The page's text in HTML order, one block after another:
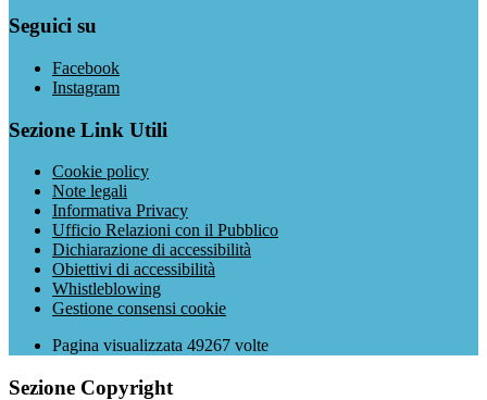
Seguici su
Facebook
Instagram
Sezione Link Utili
Cookie policy
Note legali
Informativa Privacy
Ufficio Relazioni con il Pubblico
Dichiarazione di accessibilità
Obiettivi di accessibilità
Whistleblowing
Gestione consensi cookie
Pagina visualizzata 49267 volte
Sezione Copyright